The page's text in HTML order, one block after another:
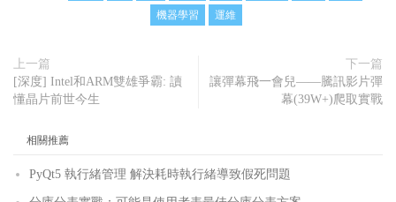
機器學習
運維
上一篇
[深度] Intel和ARM雙雄爭霸: 讀
懂晶片前世今生
下一篇
讓彈幕飛一會兒——騰訊影片彈
幕(39W+)爬取實戰
相關推薦
PyQt5 執行緒管理 解決耗時執行緒導致假死問題